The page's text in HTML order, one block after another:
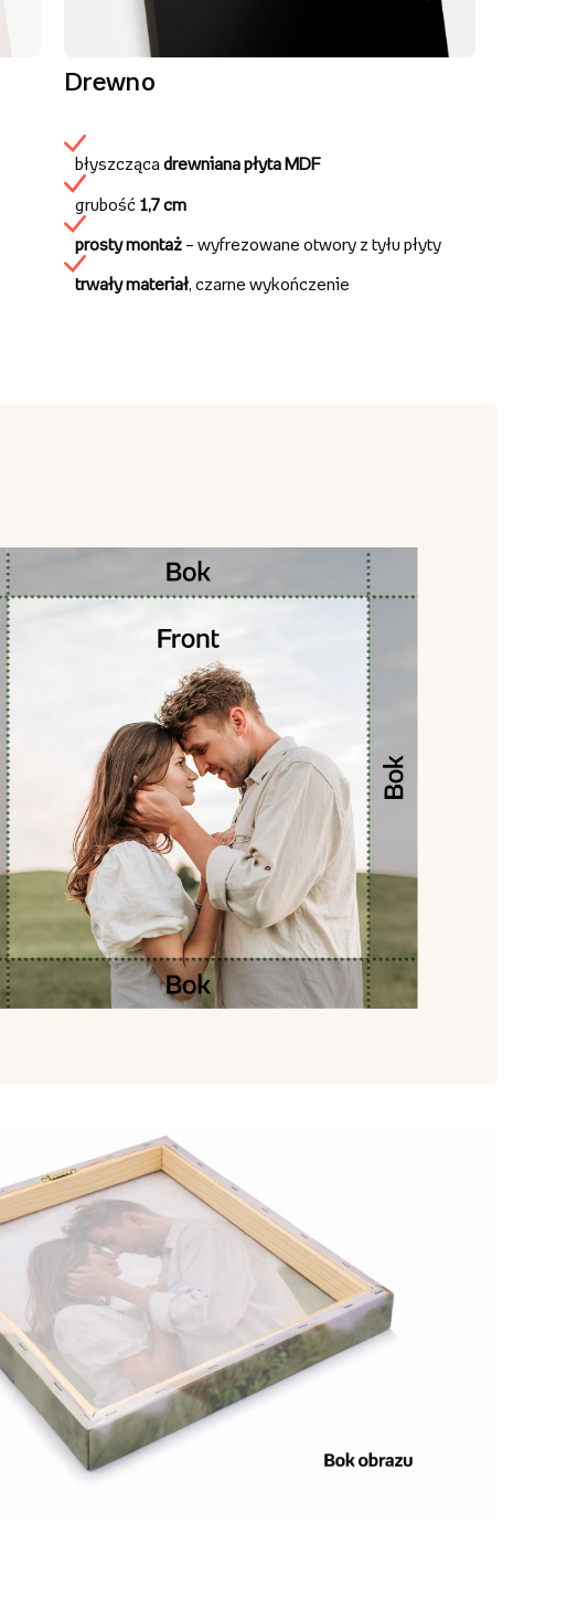
Drewno
błyszcząca drewniana płyta MDF
grubość 1,7 cm
prosty montaż– wyfrezowane otwory z tyłu płyty
trwały materiał, czarne wykończenie